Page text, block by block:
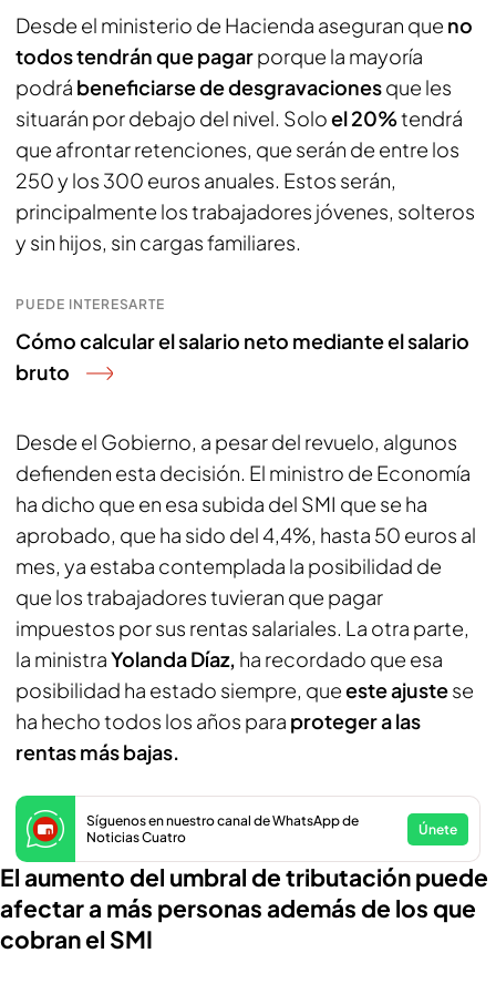
Desde el ministerio de Hacienda aseguran que no
todos tendrán que pagarporque la mayoría
podrá beneficiarse de desgravacionesque les
situarán por debajo del nivel. Soloel 20%tendrá
que afrontar retenciones, que serán de entre los
250 y los 300 euros anuales. Estos serán,
principalmente los trabajadores jóvenes, solteros
y sin hijos, sin cargas familiares.
PUEDE INTERESARTE
Cómo calcular el salario neto mediante el salario
bruto
Desde el Gobierno, a pesar del revuelo, algunos
defienden esta decisión. El ministro de Economía
ha dicho que en esa subida del SMI que se ha
aprobado, que ha sido del 4,4%, hasta 50 euros al
mes, ya estaba contemplada la posibilidad de
que los trabajadores tuvieran que pagar
impuestos por sus rentas salariales. La otra parte,
la ministraYolanda Díaz, ha recordado que esa
posibilidad ha estado siempre, queeste ajustese
ha hecho todos los años para proteger a las
rentas más bajas.
Síguenos en nuestro canal de WhatsApp de
Noticias Cuatro
Únete
El aumento del umbral de tributación puede
afectar a más personas además de los que
cobran el SMI